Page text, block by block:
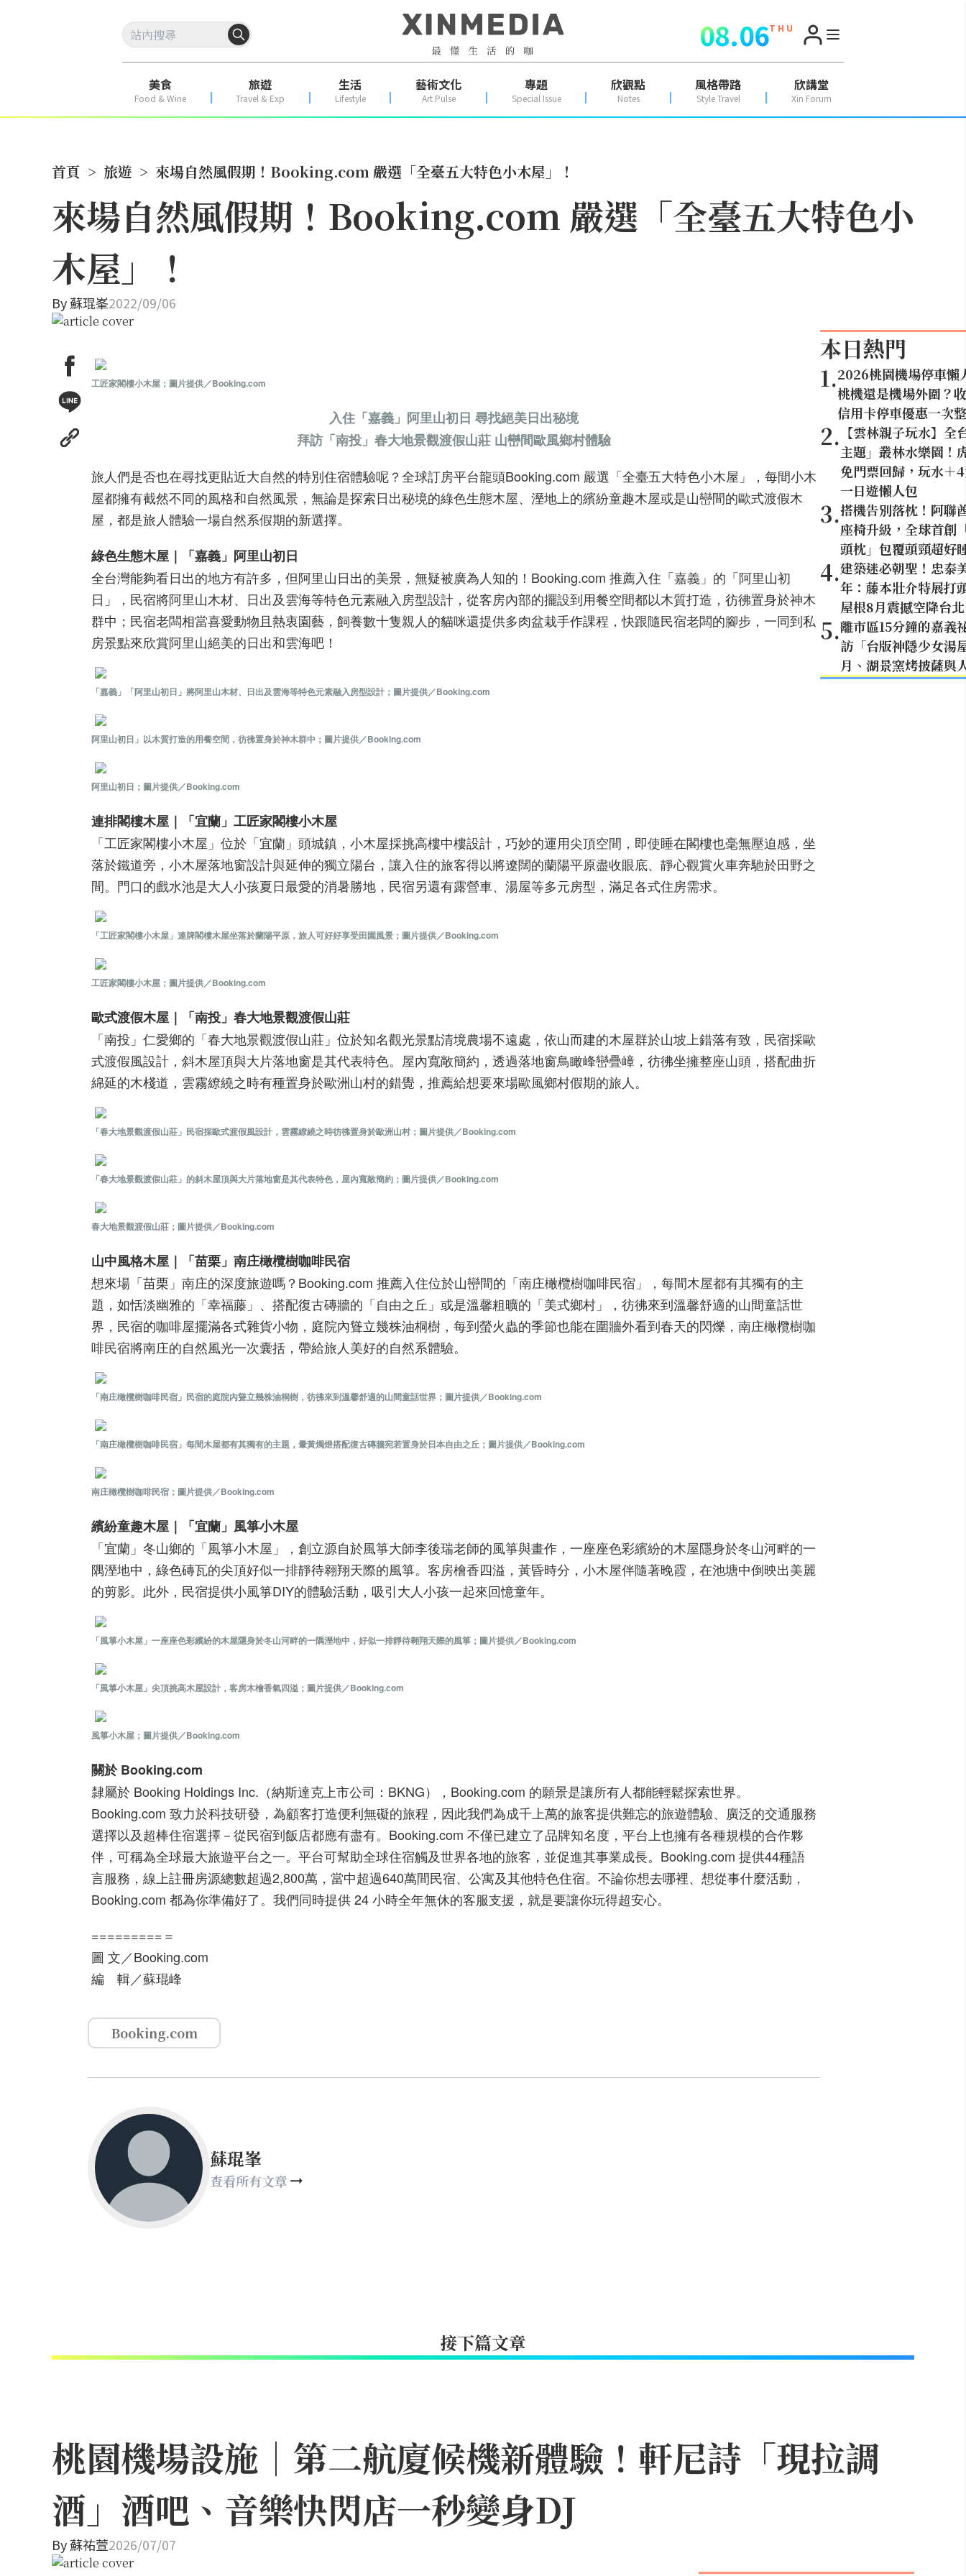
08.06T H U
美食
Food & Wine
旅遊
Travel & Exp
生活
Lifestyle
藝術文化
Art Pulse
專題
Special Issue
欣觀點
Notes
風格帶路
Style Travel
欣講堂
Xin Forum
首頁 > 旅遊 > 來場自然風假期！Booking.com 嚴選「全臺五大特色小木屋」！
來場自然風假期！Booking.com 嚴選「全臺五大特色小
木屋」！
By蘇琨峯2022/09/06
工匠家閣樓小木屋；圖片提供／Booking.com
入住「嘉義」阿里山初日 尋找絕美日出秘境
拜訪「南投」春大地景觀渡假山莊 山巒間歐風鄉村體驗
旅人們是否也在尋找更貼近大自然的特別住宿體驗呢？全球訂房平台龍頭Booking.com 嚴選「全臺五大特色小木屋」，每間小木
屋都擁有截然不同的風格和自然風景，無論是探索日出秘境的綠色生態木屋、溼地上的繽紛童趣木屋或是山巒間的歐式渡假木
屋，都是旅人體驗一場自然系假期的新選擇。
綠色生態木屋｜「嘉義」阿里山初日
全台灣能夠看日出的地方有許多，但阿里山日出的美景，無疑被廣為人知的！Booking.com 推薦入住「嘉義」的「阿里山初
日」，民宿將阿里山木材、日出及雲海等特色元素融入房型設計，從客房內部的擺設到用餐空間都以木質打造，彷彿置身於神木
群中；民宿老闆相當喜愛動物且熱衷園藝，飼養數十隻親人的貓咪還提供多肉盆栽手作課程，快跟隨民宿老闆的腳步，一同到私
房景點來欣賞阿里山絕美的日出和雲海吧！
「嘉義」「阿里山初日」將阿里山木材、日出及雲海等特色元素融入房型設計；圖片提供／Booking.com
阿里山初日」以木質打造的用餐空間，彷彿置身於神木群中；圖片提供／Booking.com
阿里山初日；圖片提供／Booking.com
連排閣樓木屋｜「宜蘭」工匠家閣樓小木屋
「工匠家閣樓小木屋」位於「宜蘭」頭城鎮，小木屋採挑高樓中樓設計，巧妙的運用尖頂空間，即使睡在閣樓也毫無壓迫感，坐
落於鐵道旁，小木屋落地窗設計與延伸的獨立陽台，讓入住的旅客得以將遼闊的蘭陽平原盡收眼底、靜心觀賞火車奔馳於田野之
間。門口的戲水池是大人小孩夏日最愛的消暑勝地，民宿另還有露營車、湯屋等多元房型，滿足各式住房需求。
「工匠家閣樓小木屋」連牌閣樓木屋坐落於蘭陽平原，旅人可好好享受田園風景；圖片提供／Booking.com
工匠家閣樓小木屋；圖片提供／Booking.com
歐式渡假木屋｜「南投」春大地景觀渡假山莊
「南投」仁愛鄉的「春大地景觀渡假山莊」位於知名觀光景點清境農場不遠處，依山而建的木屋群於山坡上錯落有致，民宿採歐
式渡假風設計，斜木屋頂與大片落地窗是其代表特色。屋內寬敞簡約，透過落地窗鳥瞰峰巒疊嶂，彷彿坐擁整座山頭，搭配曲折
綿延的木棧道，雲霧繚繞之時有種置身於歐洲山村的錯覺，推薦給想要來場歐風鄉村假期的旅人。
「春大地景觀渡假山莊」民宿採歐式渡假風設計，雲霧繚繞之時彷彿置身於歐洲山村；圖片提供／Booking.com
「春大地景觀渡假山莊」的斜木屋頂與大片落地窗是其代表特色，屋內寬敞簡約；圖片提供／Booking.com
春大地景觀渡假山莊；圖片提供／Booking.com
山中風格木屋｜「苗栗」南庄橄欖樹咖啡民宿
想來場「苗栗」南庄的深度旅遊嗎？Booking.com 推薦入住位於山巒間的「南庄橄欖樹咖啡民宿」，每間木屋都有其獨有的主
題，如恬淡幽雅的「幸福藤」、搭配復古磚牆的「自由之丘」或是溫馨粗曠的「美式鄉村」，彷彿來到溫馨舒適的山間童話世
界，民宿的咖啡屋擺滿各式雜貨小物，庭院內聳立幾株油桐樹，每到螢火蟲的季節也能在圍牆外看到春天的閃爍，南庄橄欖樹咖
啡民宿將南庄的自然風光一次囊括，帶給旅人美好的自然系體驗。
「南庄橄欖樹咖啡民宿」民宿的庭院內聳立幾株油桐樹，彷彿來到溫馨舒適的山間童話世界；圖片提供／Booking.com
「南庄橄欖樹咖啡民宿」每間木屋都有其獨有的主題，暈黃燭燈搭配復古磚牆宛若置身於日本自由之丘；圖片提供／Booking.com
南庄橄欖樹咖啡民宿；圖片提供／Booking.com
繽紛童趣木屋｜「宜蘭」風箏小木屋
「宜蘭」冬山鄉的「風箏小木屋」，創立源自於風箏大師李後瑞老師的風箏與畫作，一座座色彩繽紛的木屋隱身於冬山河畔的一
隅溼地中，綠色磚瓦的尖頂好似一排靜待翱翔天際的風箏。客房檜香四溢，黃昏時分，小木屋伴隨著晚霞，在池塘中倒映出美麗
的剪影。此外，民宿提供小風箏DIY的體驗活動，吸引大人小孩一起來回憶童年。
「風箏小木屋」一座座色彩繽紛的木屋隱身於冬山河畔的一隅溼地中，好似一排靜待翱翔天際的風箏；圖片提供／Booking.com
「風箏小木屋」尖頂挑高木屋設計，客房木檜香氣四溢；圖片提供／Booking.com
風箏小木屋；圖片提供／Booking.com
關於 Booking.com
隸屬於 Booking Holdings Inc.（納斯達克上市公司：BKNG），Booking.com 的願景是讓所有人都能輕鬆探索世界。
Booking.com 致力於科技研發，為顧客打造便利無礙的旅程，因此我們為成千上萬的旅客提供難忘的旅遊體驗、廣泛的交通服務
選擇以及超棒住宿選擇－從民宿到飯店都應有盡有。Booking.com 不僅已建立了品牌知名度，平台上也擁有各種規模的合作夥
伴，可稱為全球最大旅遊平台之一。平台可幫助全球住宿觸及世界各地的旅客，並促進其事業成長。Booking.com 提供44種語
言服務，線上註冊房源總數超過2,800萬，當中超過640萬間民宿、公寓及其他特色住宿。不論你想去哪裡、想從事什麼活動，
Booking.com 都為你準備好了。我們同時提供 24 小時全年無休的客服支援，就是要讓你玩得超安心。
=========＝
圖 文／Booking.com
編 輯／蘇琨峰
Booking.com
蘇琨峯
查看所有文章
本日熱門
1.2026桃園機場停車懶
桃機還是機場外圍？
信用卡停車優惠一次
2. 【雲林親子玩水】全
主題」叢林水樂園！
免門票回歸，玩水＋
一日遊懶人包
3.搭機告別落枕！阿聯
座椅升級，全球首
頭枕」包覆頭頸超好
4.建築迷必朝聖！忠泰
年：藤本壯介特展打
屋根8月震撼空降台北
5.離市區15分鐘的嘉義
訪「台版神隱少女湯
月、湖景窯烤披薩與
接下篇文章
桃園機場設施｜第二航廈候機新體驗！軒尼詩「現拉調
酒」酒吧、音樂快閃店一秒變身DJ
By蘇祐萱2026/07/07